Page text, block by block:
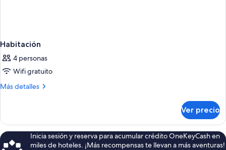
Habitación
4 personas
Wifi gratuito
Más detalles
Más
Ver precio
Inicia sesión y reserva para acumular crédito OneKeyCash en
miles de hoteles. ¡Más recompensas te llevan a más aventuras!